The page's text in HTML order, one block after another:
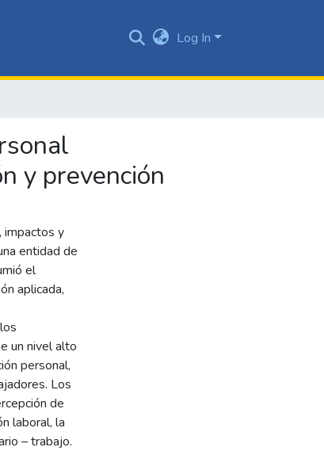
Log In
y prevención
impactos y
entidad de
el
aplicada,
un nivel alto
personal,
Los
de
laboral, la
– trabajo.